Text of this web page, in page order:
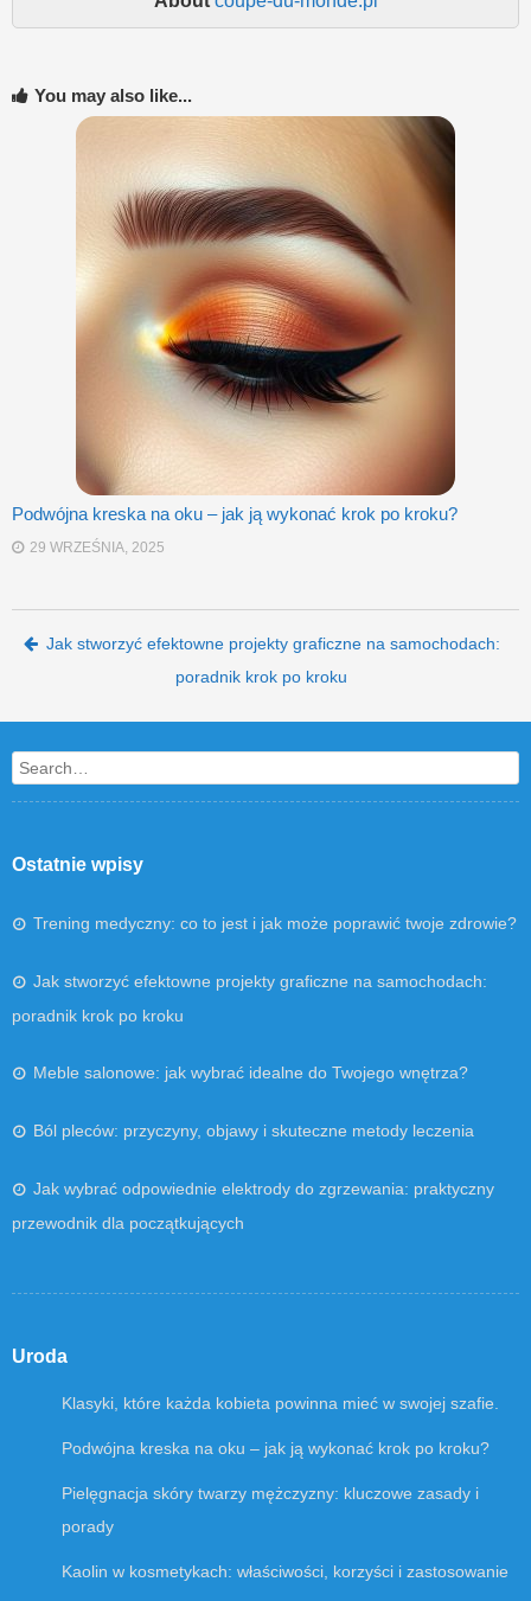
You may also like...
Podwójna kreska na oku – jak ją wykonać krok po kroku?
29 WRZEŚNIA, 2025
Post navigation
Jak stworzyć efektowne projekty graficzne na samochodach:
poradnik krok po kroku
Search
Ostatnie wpisy
Trening medyczny: co to jest i jak może poprawić twoje zdrowie?
Jak stworzyć efektowne projekty graficzne na samochodach:
poradnik krok po kroku
Meble salonowe: jak wybrać idealne do Twojego wnętrza?
Ból pleców: przyczyny, objawy i skuteczne metody leczenia
Jak wybrać odpowiednie elektrody do zgrzewania: praktyczny
przewodnik dla początkujących
Uroda
Klasyki, które każda kobieta powinna mieć w swojej szafie.
Podwójna kreska na oku – jak ją wykonać krok po kroku?
Pielęgnacja skóry twarzy mężczyzny: kluczowe zasady i
porady
Kaolin w kosmetykach: właściwości, korzyści i zastosowanie